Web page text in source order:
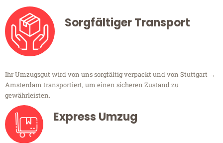
Sorgfältiger Transport
Ihr Umzugsgut wird von uns sorgfältig verpackt und von Stuttgart →
Amsterdam transportiert, um einen sicheren Zustand zu
gewährleisten.
Express Umzug